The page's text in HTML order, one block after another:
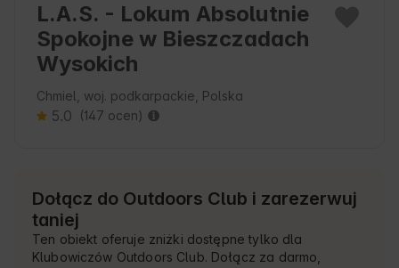
L.A.S. - Lokum Absolutnie
Spokojne w Bieszczadach
Wysokich
Chmiel, woj. podkarpackie, Polska
5.0 (147 ocen)
Dołącz do Outdoors Club i zarezerwuj
taniej
Ten obiekt oferuje zniżki dostępne tylko dla
Klubowiczów Outdoors Club. Dołącz za darmo,